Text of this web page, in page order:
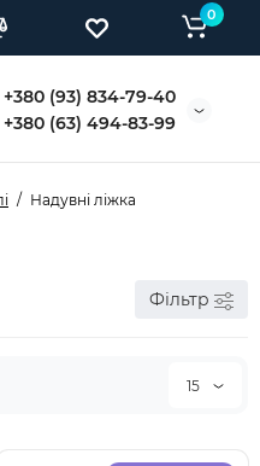
+380 (93) 834-79-40
+380 (63) 494-83-99
0
Надувні ліжка
Фільтр
15